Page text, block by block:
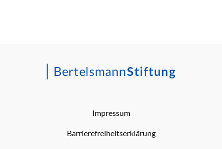
Impressum
Barrierefreiheitserklärung